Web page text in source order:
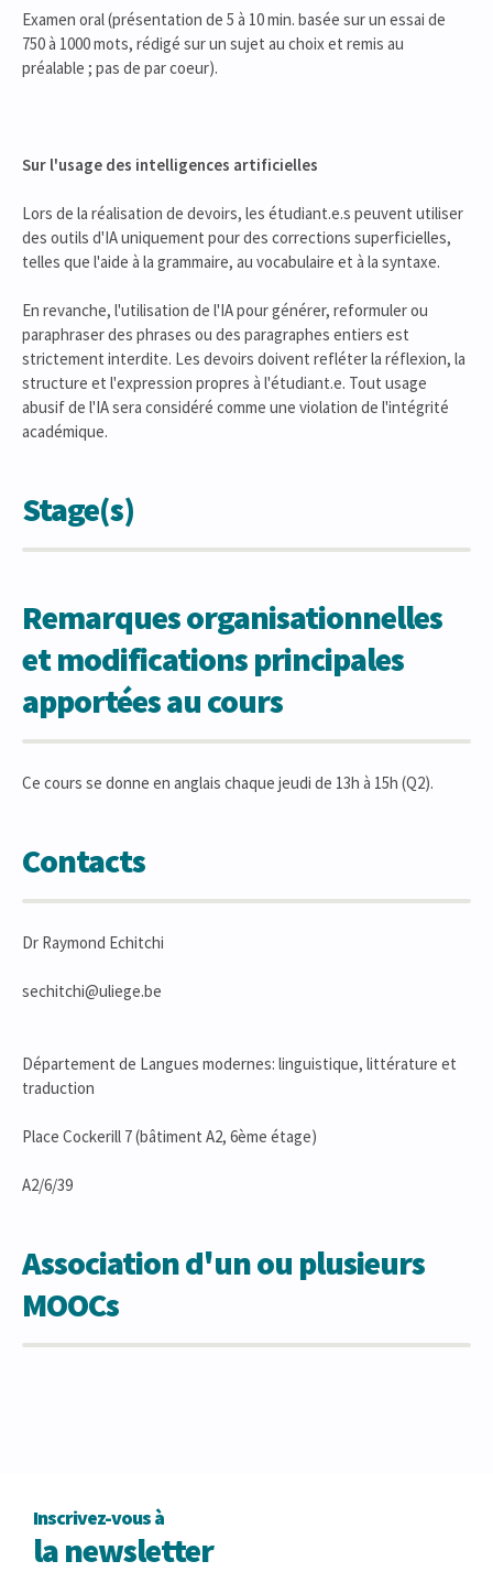
Examen oral (présentation de 5 à 10 min. basée sur un essai de
750 à 1000 mots, rédigé sur un sujet au choix et remis au
préalable ; pas de par coeur).
Sur l'usage des intelligences artificielles
Lors de la réalisation de devoirs, les étudiant.e.s peuvent utiliser
des outils d'IA uniquement pour des corrections superficielles,
telles que l'aide à la grammaire, au vocabulaire et à la syntaxe.
En revanche, l'utilisation de l'IA pour générer, reformuler ou
paraphraser des phrases ou des paragraphes entiers est
strictement interdite. Les devoirs doivent refléter la réflexion, la
structure et l'expression propres à l'étudiant.e. Tout usage
abusif de l'IA sera considéré comme une violation de l'intégrité
académique.
Stage(s)
Remarques organisationnelles
et modifications principales
apportées au cours
Ce cours se donne en anglais chaque jeudi de 13h à 15h (Q2).
Contacts
Dr Raymond Echitchi
sechitchi@uliege.be
Département de Langues modernes: linguistique, littérature et
traduction
Place Cockerill 7 (bâtiment A2, 6ème étage)
A2/6/39
Association d'un ou plusieurs
MOOCs
Inscrivez-vous à
la newsletter